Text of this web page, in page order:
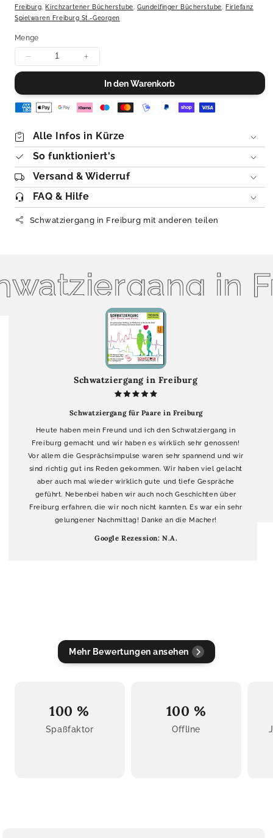
Freiburg, Kirchzartener Bücherstube Gundelfinger Bücherstube
Firlefanz
Spielwaren Freiburg St.-Georgen
Menge
Menge
für
in
Freiburg
Menge
für
Schwatziergang
in
Freiburg
In den Warenkorb
Alle Infos in Kürze
So funktioniert's
Versand & Widerruf
FAQ & Hilfe
Schwatziergang in Freiburg mit anderen teilen
in
Schwatziergang in Freiburg
Schwatziergang für Paare in Freiburg
Heute haben mein Freund und ich den Schwatziergang in
Freiburg gemacht und wir haben es wirklich sehr genossen!
Vor allem die Gesprächsimpulse waren sehr spannend und wir
sind richtig gut ins Reden gekommen. Wir haben viel gelacht
aber auch mal wieder wirklich gute und tiefe Gespräche
geführt. Nebenbei haben wir auch noch Geschichten über
Freiburg erfahren, die wir noch nicht kannten. Es war ein sehr
gelungener Nachmittag! Danke an die Macher!
Google Rezession: N.A.
Mehr Bewertungen ansehen
100 %
Spaßfaktor
100 %
Offline